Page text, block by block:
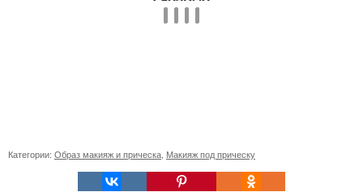
Категории: Образ макияж и прическа Макияж под прическу